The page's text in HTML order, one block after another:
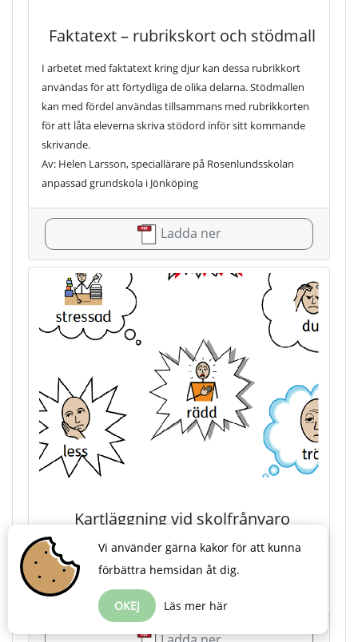
Faktatext – rubrikskort och stödmall
I arbetet med faktatext kring djur kan dessa rubrikkort
användas för att förtydliga de olika delarna. Stödmallen
kan med fördel användas tillsammans med rubrikkorten
för att låta eleverna skriva stödord inför sitt kommande
skrivande.
Av: Helen Larsson, speciallärare på Rosenlundsskolan
anpassad grundskola i Jönköping
Ladda ner
Kartläggning vid skolfrånvaro
Material som kan användas vid kartläggning av
skolfrånvaro.
Av: Ulrika Aspeflo
Vi använder gärna kakor för att kunna
förbättra hemsidan åt dig.
OKEJ Läs mer här